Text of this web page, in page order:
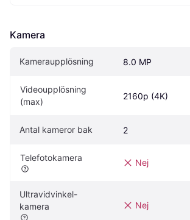
Kamera
Kameraupplösning 8.0 MP
Videoupplösning
(max)
2160p (4K)
Antal kameror bak 2
Telefotokamera Nej
Ultravidvinkel-
kamera
Nej